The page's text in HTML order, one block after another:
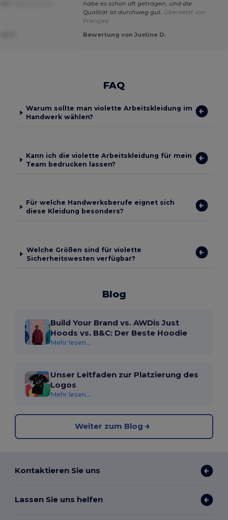
habe es schon oft getragen, und die
Qualität ist durchweg gut. Übersetzt von
Français
Bewertung von Justine D.
FAQ
Warum sollte man violette Arbeitskleidung im
Handwerk wählen?
Kann ich die violette Arbeitskleidung für mein
Team bedrucken lassen?
Für welche Handwerksberufe eignet sich
diese Kleidung besonders?
Welche Größen sind für violette
Sicherheitswesten verfügbar?
Blog
Build Your Brand vs. AWDis Just
Hoods vs. B&C: Der Beste Hoodie
Mehr lesen...
Unser Leitfaden zur Platzierung des
Logos
Mehr lesen...
Weiter zum Blog
Kontaktieren Sie uns
Lassen Sie uns helfen